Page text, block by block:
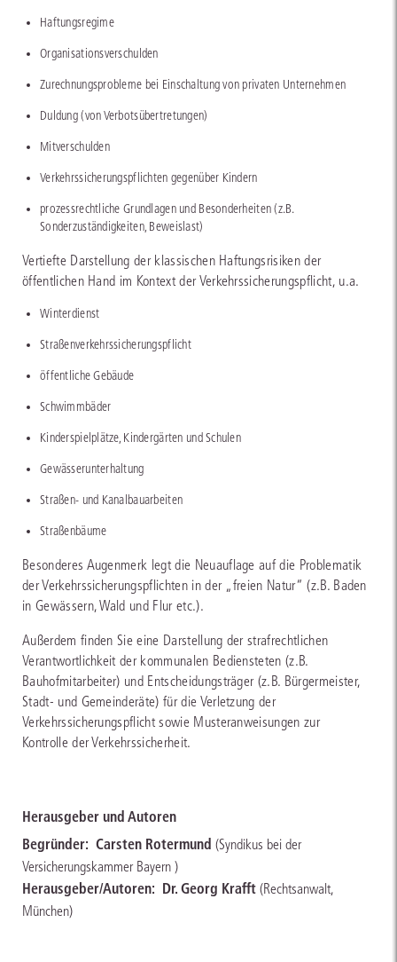
Haftungsregime
Organisationsverschulden
Zurechnungsprobleme bei Einschaltung von privaten Unternehmen
Duldung (von Verbotsübertretungen)
Mitverschulden
Verkehrssicherungspflichten gegenüber Kindern
prozessrechtliche Grundlagen und Besonderheiten (z.B.
Sonderzuständigkeiten, Beweislast)
Vertiefte Darstellung der klassischen Haftungsrisiken der
öffentlichen Hand im Kontext der Verkehrssicherungspflicht, u.a.
Winterdienst
Straßenverkehrssicherungspflicht
öffentliche Gebäude
Schwimmbäder
Kinderspielplätze, Kindergärten und Schulen
Gewässerunterhaltung
Straßen- und Kanalbauarbeiten
Straßenbäume
Besonderes Augenmerk legt die Neuauflage auf die Problematik
der Verkehrssicherungspflichten in der „freien Natur“ (z.B. Baden
in Gewässern, Wald und Flur etc.).
Außerdem finden Sie eine Darstellung der strafrechtlichen
Verantwortlichkeit der kommunalen Bediensteten (z.B.
Bauhofmitarbeiter) und Entscheidungsträger (z.B. Bürgermeister,
Stadt- und Gemeinderäte) für die Verletzung der
Verkehrssicherungspflicht sowie Musteranweisungen zur
Kontrolle der Verkehrssicherheit.
Herausgeber und Autoren
Begründer: Carsten Rotermund (Syndikus bei der
Versicherungskammer Bayern )
Herausgeber/Autoren: Dr. Georg Krafft (Rechtsanwalt,
München)